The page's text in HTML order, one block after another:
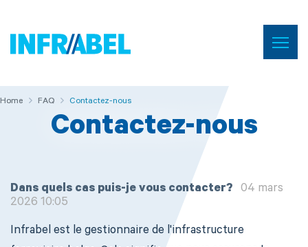
Home Menu
Home FAQ
Home FAQ Contactez-nous
Contactez-nous
Dans quels cas puis-je vous contacter?
04 mars
2026 10:05
Infrabel est le gestionnaire de l'infrastructure